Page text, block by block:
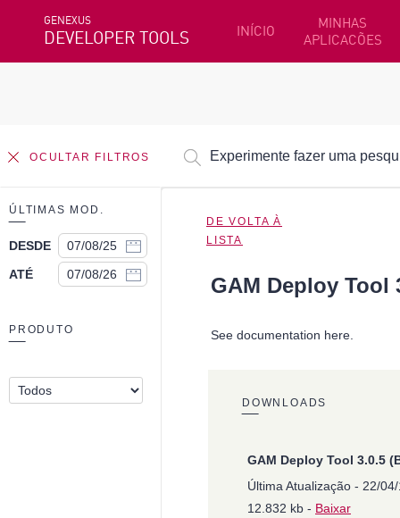
GENEXUS
DEVELOPER TOOLS INÍCIO
MINHAS
APLICACÕES